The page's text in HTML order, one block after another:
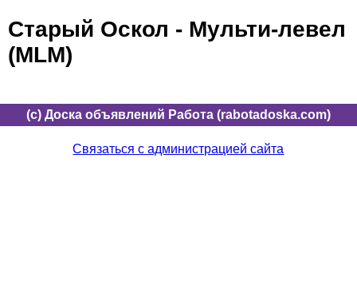
Старый Оскол - Мульти-левел
(MLM)
(c) Доска объявлений Работа (rabotadoska.com)
Связаться с администрацией сайта